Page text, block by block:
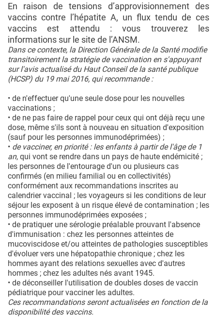
En raison de tensions d’approvisionnement des
vaccins contre l’hépatite A, un flux tendu de ces
vaccins est attendu : vous trouverez les
informations sur le site de l’ANSM.
Dans ce contexte, la Direction Générale de la Santé modifie
transitoirement la stratégie de vaccination en s'appuyant
sur l'avis actualisé du Haut Conseil de la santé publique
(HCSP) du 19 mai 2016, qui recommande :
• de n'effectuer qu'une seule dose pour les nouvelles
vaccinations ;
• de ne pas faire de rappel pour ceux qui ont déjà reçu une
dose, même s'ils sont à nouveau en situation d'exposition
(sauf pour les personnes immunodéprimées) ;
• de vacciner, en priorité : les enfants à partir de l'âge de 1
an, qui vont se rendre dans un pays de haute endémicité ;
les personnes de l'entourage d'un ou plusieurs cas
confirmés (en milieu familial ou en collectivités)
conformément aux recommandations inscrites au
calendrier vaccinal ; les voyageurs si les conditions de leur
séjour les exposent à un risque élevé de contamination ; les
personnes immunodéprimées exposées ;
• de pratiquer une sérologie préalable prouvant l'absence
d'immunisation : chez les personnes atteintes de
mucoviscidose et/ou atteintes de pathologies susceptibles
d'évoluer vers une hépatopathie chronique ; chez les
hommes ayant des relations sexuelles avec d'autres
hommes ; chez les adultes nés avant 1945.
• de déconseiller l'utilisation de doubles doses de vaccin
pédiatrique pour vacciner les adultes.
Ces recommandations seront actualisées en fonction de la
disponibilité des vaccins.